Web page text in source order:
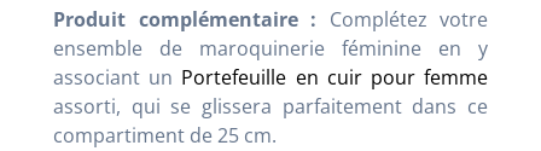
Produit complémentaire : Complétez votre
ensemble de maroquinerie féminine en y
associant un Portefeuille en cuir pour femme
assorti, qui se glissera parfaitement dans ce
compartiment de 25 cm.